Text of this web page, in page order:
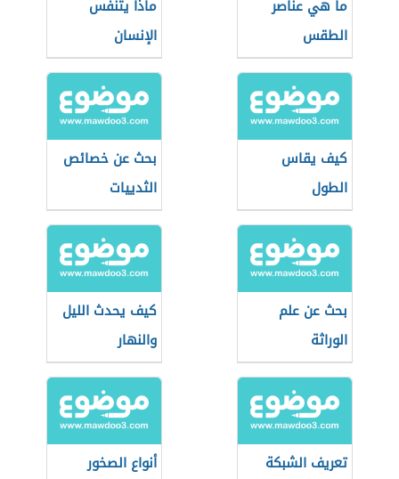
ما هي عناصر
الطقس
ماذا يتنفس
الإنسان
كيف يقاس
الطول
بحث عن خصائص
الثدييات
بحث عن علم
الوراثة
كيف يحدث الليل
والنهار
تعريف الشبكة
أنواع الصخور